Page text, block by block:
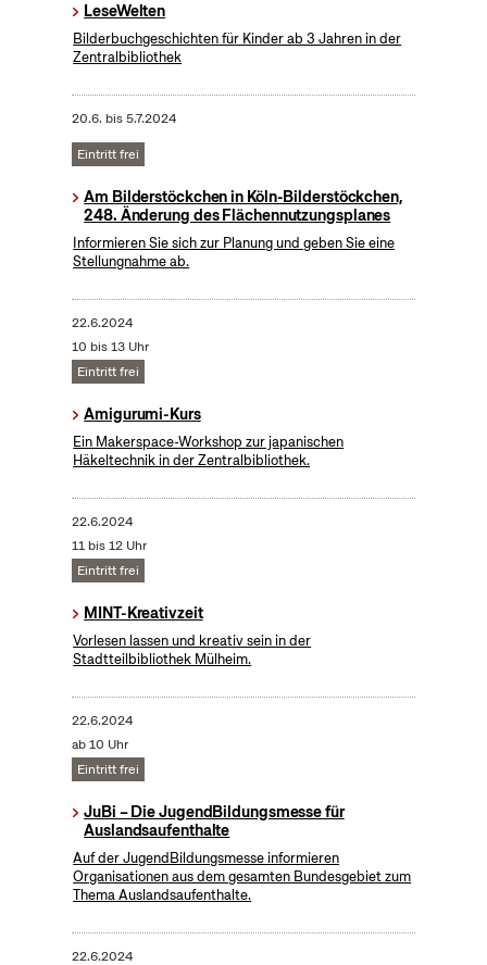
LeseWelten
Bilderbuchgeschichten für Kinder ab 3 Jahren in der
Zentralbibliothek
20.6. bis5.7.2024
Eintritt frei
Am Bilderstöckchen in Köln-Bilderstöckchen,
248. Änderung des Flächennutzungsplanes
Informieren Sie sich zur Planung und geben Sie eine
Stellungnahme ab.
22.6.2024
10 bis 13 Uhr
Eintritt frei
Amigurumi-Kurs
Ein Makerspace-Workshop zur japanischen
Häkeltechnik in der Zentralbibliothek.
22.6.2024
11 bis 12 Uhr
Eintritt frei
MINT-Kreativzeit
Vorlesen lassen und kreativ sein in der
Stadtteilbibliothek Mülheim.
22.6.2024
ab 10 Uhr
Eintritt frei
JuBi – Die JugendBildungsmesse für
Auslandsaufenthalte
Auf der JugendBildungsmesse informieren
Organisationen aus dem gesamten Bundesgebiet zum
Thema Auslandsaufenthalte.
22.6.2024